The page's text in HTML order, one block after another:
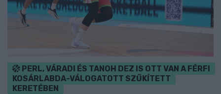
PERL, VÁRADI ÉS TANOH DEZ IS OTT VAN A FÉRFI
KOSÁRLABDA-VÁLOGATOTT SZŰKÍTETT
KERETÉBEN